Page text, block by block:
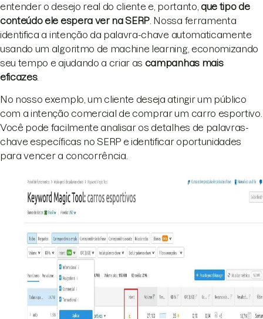
entender o desejo real do cliente e, portanto, que tipo de
conteúdo ele espera ver na SERP . Nossa ferramenta
identifica a intenção da palavra-chave automaticamente
usando um algoritmo de machine learning, economizando
seu tempo e ajudando a criar as campanhas mais
eficazes.
No nosso exemplo, um cliente deseja atingir um público
com a intenção comercial de comprar um carro esportivo.
Você pode facilmente analisar os detalhes de palavras-
chave específicas no SERP e identificar oportunidades
para vencer a concorrência.